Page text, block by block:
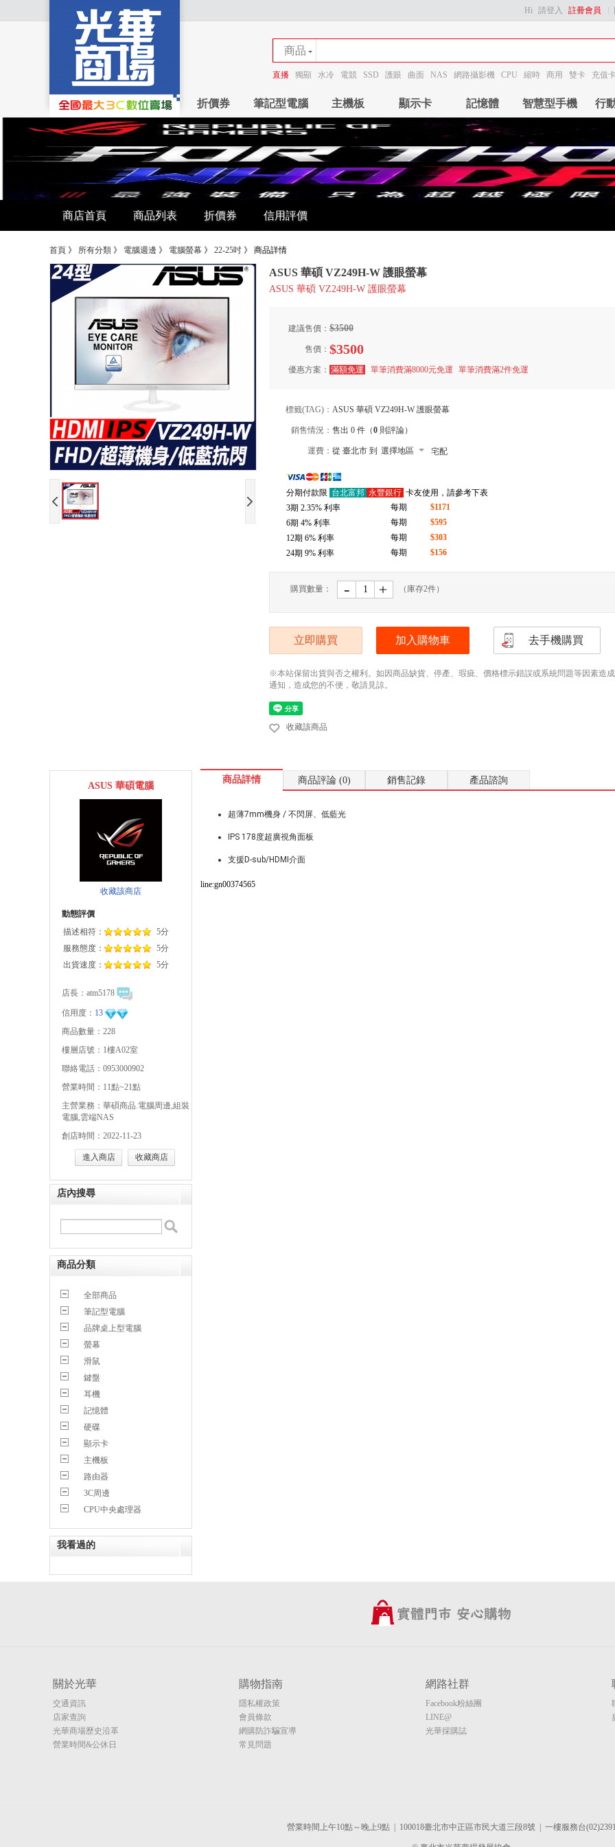
Hi 請登入 註冊會員
商品
商店
直播 獨顯 水冷 電競 SSD 護眼 曲面 NAS 網路攝影機 CPU 縮時 商用 雙卡 充值
折價券 筆記型電腦 主機板 顯示卡 記憶體 智慧型手機 行
商店首頁 商品列表 折價券 信用評價
首頁 》 所有分類 》 電腦週邊 》 電腦螢幕 》 22-25吋 》 商品詳情
ASUS 華碩 VZ249H-W 護眼螢幕
ASUS 華碩 VZ249H-W 護眼螢幕
建議售價： $3500
售價： $3500
優惠方案： 滿額免運 單筆消費滿8000元免運 單筆消費滿2件免運
標籤(TAG)： ASUS 華碩 VZ249H-W 護眼螢幕
銷售情況： 售出 0 件（0 則評論）
運費： 從 臺北市 到 選擇地區 宅配
分期付款限 台北富邦 永豐銀行 卡友使用，請參考下表
3期 2.35% 利率 每期
$1171
6期 4% 利率 每期
$595
12期 6% 利率 每期
$303
24期 9% 利率 每期 $156
購買數量： - ﹢ （庫存2件）
立即購買 加入購物車 去手機購買
※本站保留出貨與否之權利。如因商品缺貨、停產、瑕疵、價格標示錯誤或系統問題等因素造
通知，造成您的不便，敬請見諒。
收藏該商品
ASUS 華碩電腦
收藏該商店
動態評價
描述相符：
5分
服務態度：
5分
出貨速度：
5分
店長： atm5178
信用度： 13
商品數量：228
樓層店號：1樓A02室
聯絡電話：0953000902
營業時間：11點~21點
主營業務：華碩商品.電腦周邊,組裝
電腦,雲端NAS
創店時間：2022-11-23
進入商店 收藏商店
店內搜尋
商品分類
全部商品
筆記型電腦
品牌桌上型電腦
螢幕
滑鼠
鍵盤
耳機
記憶體
硬碟
顯示卡
主機板
路由器
3C周邊
CPU中央處理器
我看過的
商品詳情 商品評論 (0) 銷售記錄 產品諮詢
超薄7mm機身 / 不閃屏、低藍光
IPS 178度超廣視角面板
支援D-sub/HDMI介面
line:gn00374565
關於光華
交通資訊
店家查詢
光華商場歷史沿革
營業時間&公休日
購物指南
隱私權政策
會員條款
網購防詐騙宣導
常見問題
網路社群
Facebook粉絲團
LINE@
光華採購誌
營業時間上午10點～晚上9點 | 100018臺北市中正區市民大道三段8號 | 一樓服務台